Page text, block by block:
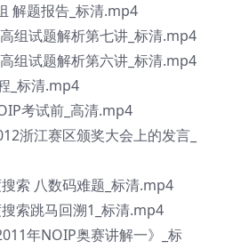
解题报告_标清.mp4
组试题解析第七讲_标清.mp4
组试题解析第六讲_标清.mp4
_标清.mp4
考试前_高清.mp4
浙江赛区颁奖大会上的发言_
索 八数码难题_标清.mp4
索跳马回溯1_标清.mp4
年NOIP奥赛讲解一》_标